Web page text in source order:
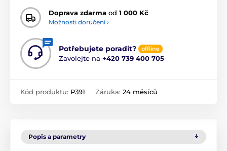
Doprava zdarma od 1 000 Kč
Možnosti doručení ›
Potřebujete poradit? offline
Zavolejte na +420 739 400 705
Kód produktu: P391 Záruka: 24 měsíců
Popis a parametry